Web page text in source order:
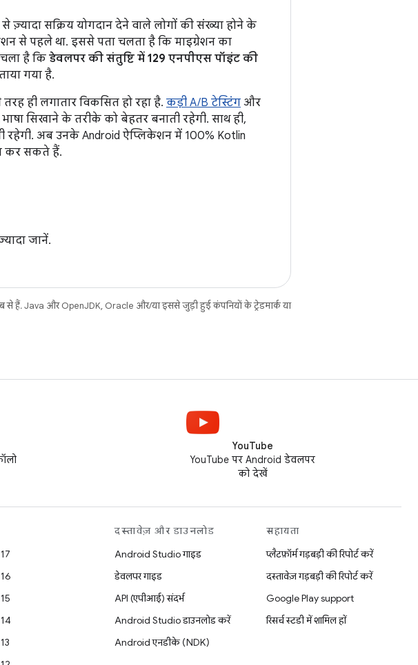
सक्रिय योगदान देने वाले लोगों की संख्या होने के
से पहले था. इससे पता चलता है कि माइग्रेशन का
है किडेवलपर की संतुष्टि में 129 एनपीएस पॉइंट की
गया है.
ही लगातार विकसित हो रहा है. कड़ी A/B टेस्टिंग और
सिखाने के तरीके को बेहतर बनाती रहेगी. साथ ही,
रहेगी. अब उनके Android ऐप्लिकेशन में 100% Kotlin
कर सकते हैं.
जानें.
से हैं. Java और OpenJDK, Oracle और/या इससे जुड़ी हुई कंपनियों के ट्रेडमार्क या
YouTube
YouTube पर Android डेवलपर
को देखें
दस्तावेज़ और डाउनलोड
Android Studio गाइड
डेवलपर गाइड
API (एपीआई) संदर्भ
Android Studio डाउनलोड करें
Android एनडीके (NDK)
सहायता
प्लैटफ़ॉर्म गड़बड़ी की रिपोर्ट करें
दस्तावेज़ गड़बड़ी की रिपोर्ट करें
Google Play support
रिसर्च स्टडी में शामिल हों